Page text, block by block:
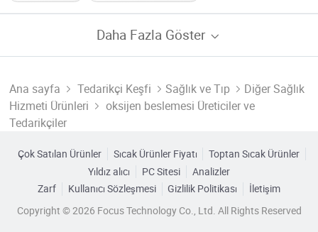
Daha Fazla Göster
Ana sayfa Tedarikçi Keşfi Sağlık ve Tıp
Diğer Sağlık
Hizmeti Ürünleri
oksijen beslemesi Üreticiler ve
Tedarikçiler
Çok Satılan Ürünler Sıcak Ürünler Fiyatı
Toptan Sıcak Ürünler
Yıldız alıcı
PC Sitesi
Analizler
Zarf
Kullanıcı Sözleşmesi Gizlilik Politikası
İletişim
Copyright © 2026 Focus Technology Co., Ltd. All Rights Reserved